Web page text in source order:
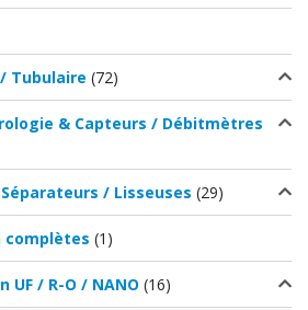
Tubulaire (72)
& Capteurs / Débitmètres
/ Lisseuses (29)
complètes (1)
/ R-O / NANO (16)